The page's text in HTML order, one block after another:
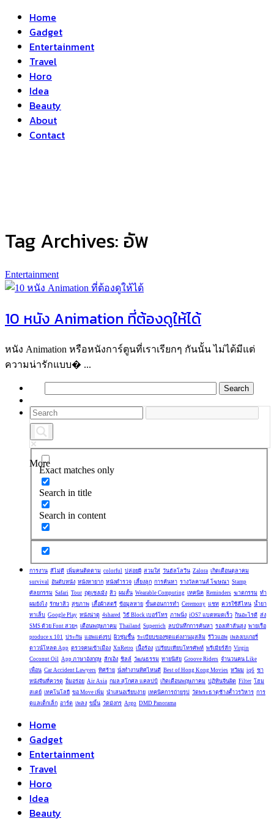
Home
Gadget
Entertainment
Travel
Horo
Idea
Beauty
About
Contact
Tag Archives: อัพ
Entertainment
10 หนัง Animation ที่ต้องดูให้ได้
หนัง Animation หรือหนังการ์ตูนที่เราเรียกๆ กันนั้น ไม่ได้มีแต่
ความน่ารักแบบ� ...
More
Exact matches only
Search in title
Search in content
การงาน สีไม่ดี เพิ่มคนติดตาม colorful ปล่อยผี สวมใส่ วันฮัลโลวีน Zalora เกิดเดือนตุลาคม
survival
อันดับหนัง หนังหายาก หนังตำรวจ เลี้ยงลูก การค้นหา รางวัลคานส์ โฆษณา Stamp
ศัลยกรรม Safari Tour ฤดูเชงเม้ง สิว ผมสั้น Wearable Computing เทคนิค Reminders ฆาตกรรม ทำ
ผมยังไง รักษาสิว สุขภาพ เสื้อผ้าสตรี ข้อมูลหาย ขั้นตอนการทำ Ceremony แชท ควรใช้สีไหน น้ำยา
ทาเล็บ Google Play หนังน่าดู 4shared วิธี Block เบอร์โทร ภาพนิ่ง iOS7 แบตหมดเร็ว กินอะไรดี ส่ง
SMS ด้วย Font สวยๆ เดือนพฤษภาคม Thailand Superrich ลบบันทึกการค้นหา รองเท้าส้นสูง พายเรือ
produce x 101 ประกัน แอพแต่งรูป ผิวชุ่มชื้น ระเบียบของชุดแต่งงานมุสลิม รีวิวแอพ เพลงเบเกอรี่
ดาวน์โหลด App ตรวจคนเข้าเมือง XnRetro เนื้อร้อง เปรียบเทียบโทรศัพท์ พรีเมียร์ลีก Virgin
Coconut Oil
App ภาษาอังกฤษ ลีกเอิง ชิลล์ วัฒนธรรม ทายนิสัย Groove Riders จำนวนคน Like
เพื่อน Car Accident Lawyers ทิศร้าย นั่งทำงานทิศไหนดี Best of Hong Kong Movies หวีผม iq6 ชา
หนังจีนที่ควรดู อิ่มอร่อย Air Asia กมล สุโกศล แคลปป์ เกิดเดือนพฤษภาคม ปฏิทินจีนผิด Filter โฮม
สเตย์ เทคโนโลยี ขอ Move เพิ่ม นำเสนอเรียบง่าย เทคนิคการถ่ายรูป วัดพระธาตุช้างค้ำวรวิหาร การ
ดูแลเด็กเล็ก อาร์ต เพลง ขมิ้น วัดมังกร Argo DMD Panorama
Home
Gadget
Entertainment
Travel
Horo
Idea
Beauty